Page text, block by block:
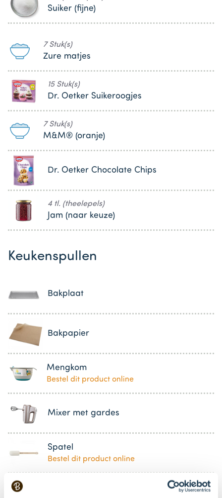
Suiker (fijne)
7 Stuk(s)
Zure matjes
15 Stuk(s)
Dr. Oetker Suikeroogjes
7 Stuk(s)
M&M® (oranje)
Dr. Oetker Chocolate Chips
4 tl. (theelepels)
Jam (naar keuze)
Keukenspullen
Bakplaat
Bakpapier
Mengkom
Bestel dit product online
Mixer met gardes
Spatel
Bestel dit product online